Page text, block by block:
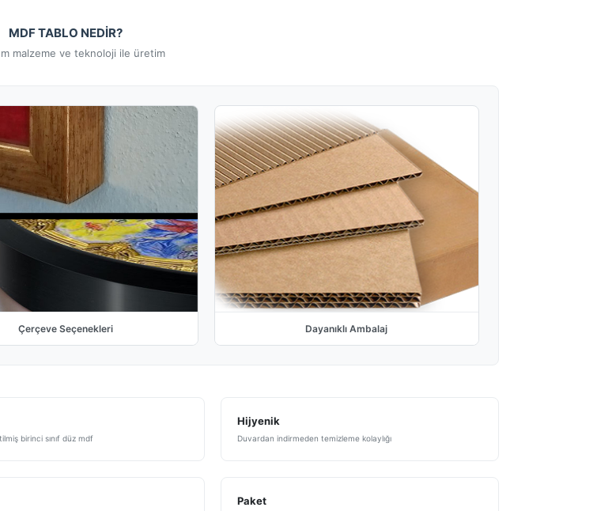
MDF TABLO NEDİR?
malzeme ve teknoloji ile üretim
Çerçeve Seçenekleri Dayanıklı Ambalaj
birinci sınıf düz mdf
Hijyenik
Duvardan indirmeden temizleme kolaylığı
Paket